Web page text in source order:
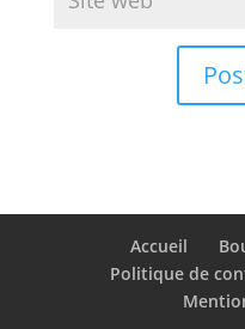
Accueil
Politique de